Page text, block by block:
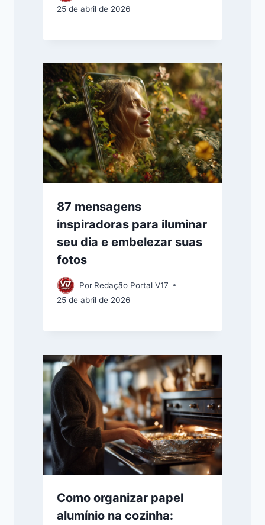
25 de abril de 2026
87 mensagens
inspiradoras para iluminar
seu dia e embelezar suas
fotos
Por Redação Portal V17
25 de abril de 2026
Como organizar papel
alumínio na cozinha: